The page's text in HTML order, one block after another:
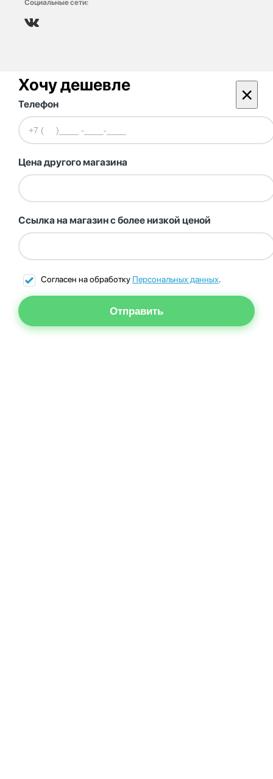
Социальные сети:
Хочу дешевле ×
Телефон
Цена другого магазина
Ссылка на магазин с более низкой ценой
Согласен на обработку Персональных данных.
Отправить